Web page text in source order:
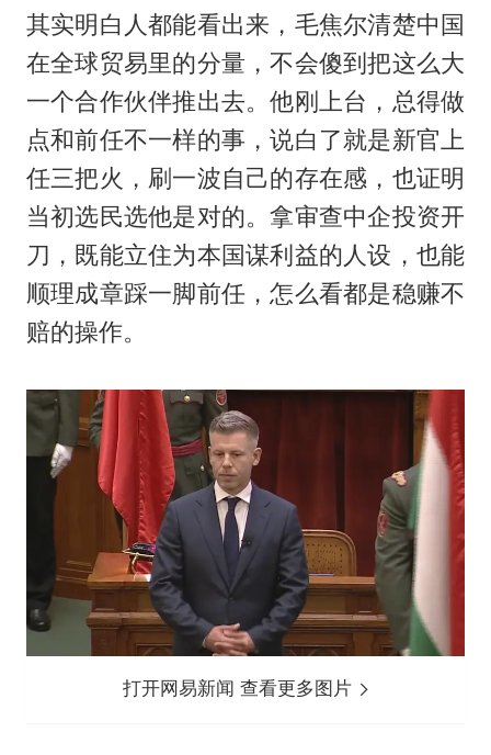
其实明白人都能看出来，毛焦尔清楚中国
在全球贸易里的分量，不会傻到把这么大
一个合作伙伴推出去。他刚上台，总得做
点和前任不一样的事，说白了就是新官上
任三把火，刷一波自己的存在感，也证明
当初选民选他是对的。拿审查中企投资开
刀，既能立住为本国谋利益的人设，也能
顺理成章踩一脚前任，怎么看都是稳赚不
赔的操作。
打开网易新闻 查看更多图片